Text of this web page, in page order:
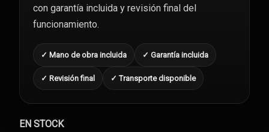
con garantía incluida y revisión final del
funcionamiento.
✓ Mano de obra incluida ✓ Garantía incluida
✓ Revisión final ✓ Transporte disponible
EN STOCK